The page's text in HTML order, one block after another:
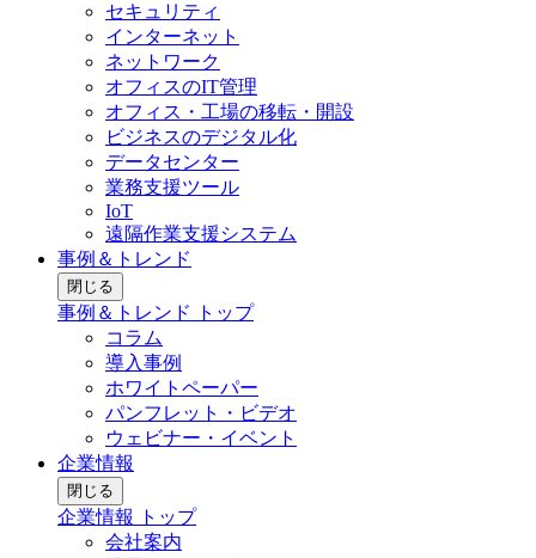
セキュリティ
インターネット
ネットワーク
オフィスのIT管理
オフィス・工場の移転・開設
ビジネスのデジタル化
データセンター
業務支援ツール
IoT
遠隔作業支援システム
事例＆トレンド
閉じる
事例＆トレンド トップ
コラム
導入事例
ホワイトペーパー
パンフレット・ビデオ
ウェビナー・イベント
企業情報
閉じる
企業情報 トップ
会社案内